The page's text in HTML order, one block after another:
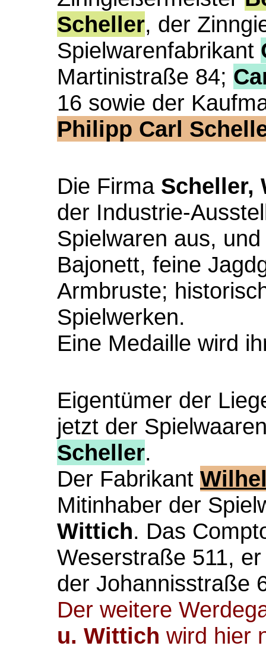
Scheller, der
Spielwarenfabrikant
Martinistraße 84;
16 sowie der
Philipp Carl
Die Firma Scheller,
der Industrie-
Spielwaren aus,
Bajonett, feine
Armbruste;
Spielwerken.
Eine Medaille wird
Eigentümer der
jetzt der
Scheller.
Der Fabrikant
Mitinhaber der
Wittich. Das
Weserstraße 511,
der Johannisstraße
Der weitere
u. Wittich wird hier